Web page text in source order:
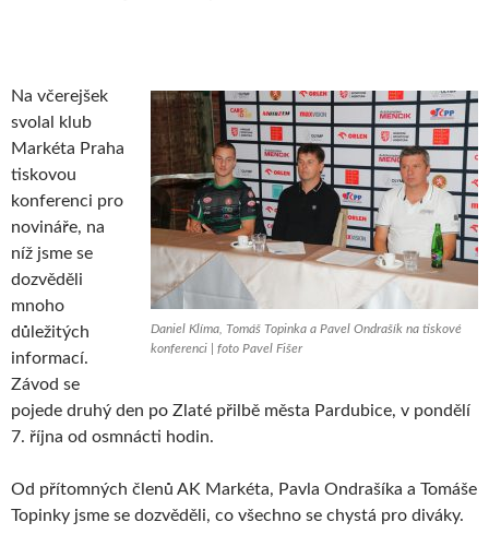
Daniel Klíma, Tomáš Topinka a Pavel Ondrašík na tiskové
konferenci | foto Pavel Fišer
Na včerejšek
svolal klub
Markéta Praha
tiskovou
konferenci pro
novináře, na
níž jsme se
dozvěděli
mnoho
důležitých
informací.
Závod se
pojede druhý den po Zlaté přilbě města Pardubice, v pondělí
7. října od osmnácti hodin.
Od přítomných členů AK Markéta, Pavla Ondrašíka a Tomáše
Topinky jsme se dozvěděli, co všechno se chystá pro diváky.